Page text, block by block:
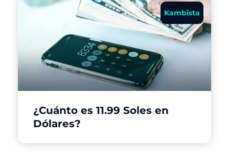
Kambista
¿Cuánto es 11.99 Soles en
Dólares?